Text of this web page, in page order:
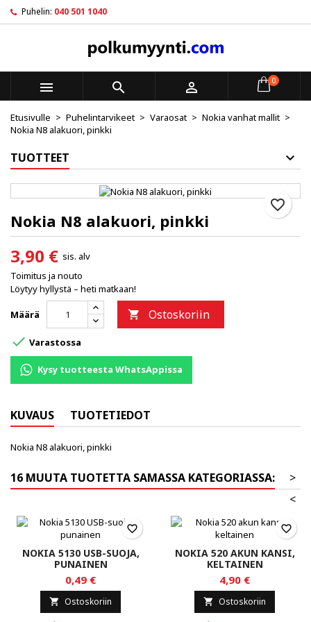
Puhelin: 040 501 1040
   0
Etusivulle Puhelintarvikeet Varaosat
Nokia vanhat mallit
Nokia N8 alakuori, pinkki
TUOTTEET
Nokia N8 alakuori, pinkki
3,90 € sis. alv
Toimitus ja nouto
Löytyy hyllystä – heti matkaan!
Määrä  Ostoskoriin
favorite_border
 Varastossa
Kysy tuotteesta WhatsAppissa
KUVAUS TUOTETIEDOT
Nokia N8 alakuori, pinkki
16 MUUTA TUOTETTA SAMASSA KATEGORIASSA:
>
<
NOKIA 5130 USB-SUOJA,
PUNAINEN
0,49 €
 Ostoskoriin
favorite_border
NOKIA 520 AKUN KANSI,
KELTAINEN
4,90 €
 Ostoskoriin
favorite_border
My wishlists ×
Create new list
Luo toivelista ×
Toivelistan nimi
Kirjaudu sisään ×
Sinun pitää olla kirjautunut jotta voit lisätä tuotteita
toivelistalle.
Peruuta Kirjaudu sisään